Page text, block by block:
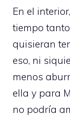
En el
tiempo
quisieran
eso, ni
menos
ella y para
no podría